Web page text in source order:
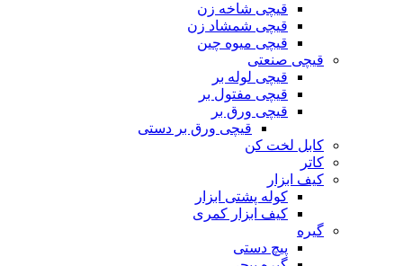
قیچی شاخه زن
قیچی شمشاد زن
قیچی میوه چین
قیچی صنعتی
قیچی لوله بر
قیچی مفتول بر
قیچی ورق بر
قیچی ورق بر دستی
کابل لخت کن
کاتر
کیف ابزار
کوله پشتی ابزار
کیف ابزار کمری
گیره
پیچ دستی